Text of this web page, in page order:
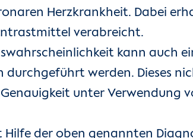
Herzkrankheit. Dabei
verabreicht.
kann auch
werden. Dieses
unter Verwendung
Hilfe der oben genannten